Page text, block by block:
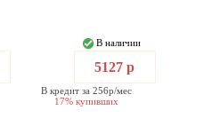
В наличии
5127 р
В кредит за 256р/мес
17% купивших